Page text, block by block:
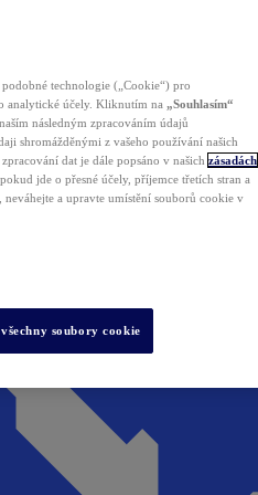
technologie („Cookie“) pro
analytické účely. Kliknutím na „Souhlasím“
následným zpracováním údajů
shromážděnými z vašeho používání našich
dat je dále popsáno v našich zásadách
pokud jde o přesné účely, příjemce třetích stran a
a upravte umístění souborů cookie v
soubory cookie